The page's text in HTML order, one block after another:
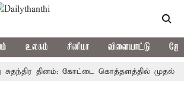
உலகம் சினிமா விளையாட்டு
தினம்: கோட்டை கொத்தளத்தில் முதல்